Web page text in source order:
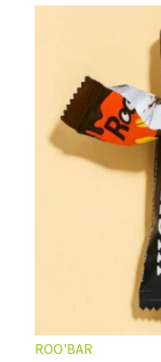
ROO'BAR